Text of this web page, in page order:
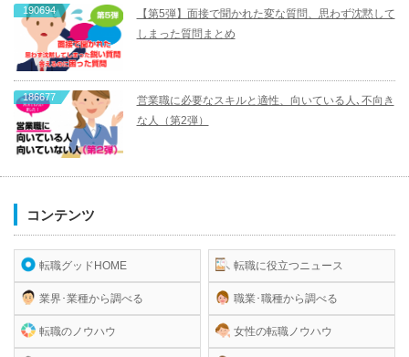
190694
【第5弾】面接で聞かれた変な質問、思わず沈黙して
しまった質問まとめ
186677
営業職に必要なスキルと適性、向いている人､不向き
な人（第2弾）
コンテンツ
転職グッドHOME
業界･業種から調べる
転職のノウハウ
転職に役立つニュース
職業･職種から調べる
女性の転職ノウハウ